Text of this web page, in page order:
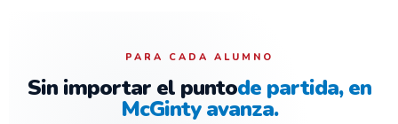
PARA CADA ALUMNO
Sin importar el puntode partida, en
McGinty avanza.